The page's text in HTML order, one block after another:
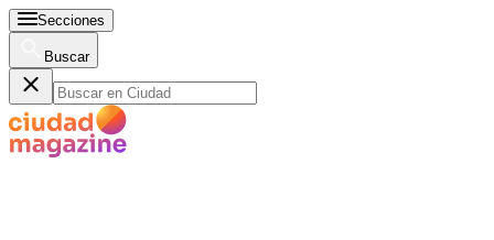
Secciones
Buscar